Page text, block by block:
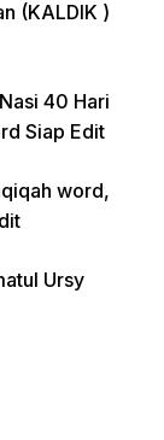
(KALDIK )
40 Hari
Siap Edit
word,
Ursy